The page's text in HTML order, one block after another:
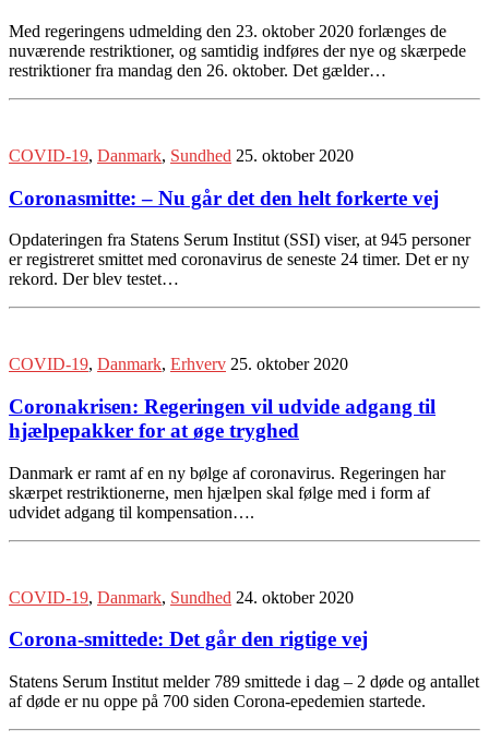
Med regeringens udmelding den 23. oktober 2020 forlænges de
nuværende restriktioner, og samtidig indføres der nye og skærpede
restriktioner fra mandag den 26. oktober. Det gælder…
COVID-19, Danmark, Sundhed 25. oktober 2020
Coronasmitte: – Nu går det den helt forkerte vej
Opdateringen fra Statens Serum Institut (SSI) viser, at 945 personer
er registreret smittet med coronavirus de seneste 24 timer. Det er ny
rekord. Der blev testet…
COVID-19, Danmark, Erhverv 25. oktober 2020
Coronakrisen: Regeringen vil udvide adgang til
hjælpepakker for at øge tryghed
Danmark er ramt af en ny bølge af coronavirus. Regeringen har
skærpet restriktionerne, men hjælpen skal følge med i form af
udvidet adgang til kompensation….
COVID-19, Danmark, Sundhed 24. oktober 2020
Corona-smittede: Det går den rigtige vej
Statens Serum Institut melder 789 smittede i dag – 2 døde og antallet
af døde er nu oppe på 700 siden Corona-epedemien startede.